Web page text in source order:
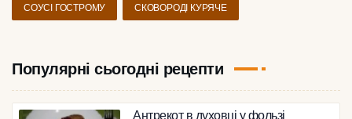
СОУСІ ГОСТРОМУ СКОВОРОДІ КУРЯЧЕ
Популярні сьогодні рецепти
Антрекот в духовці у фользі